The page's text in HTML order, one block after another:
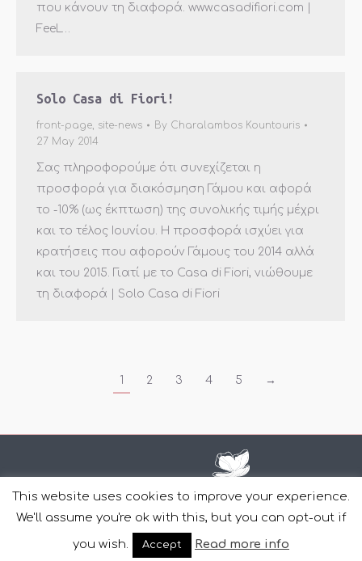
που κάνουν τη διαφορά. www.casadifiori.com |
FeeL…
Solo Casa di Fiori!
front-page, site-news By Charalambos Kountouris
27 May 2014
Σας πληροφορούμε ότι συνεχίζεται η
προσφoρά για διακόσμηση Γάμου και αφορά
το -10% (ως έκπτωση) της συνολικής τιμής μέχρι
και το τέλος Ιουνίου. Η προσφορά ισχύει για
κρατήσεις που αφορούν Γάμους του 2014 αλλά
και του 2015. Γιατί με το Casa di Fiori, νιώθουμε
τη διαφορά | Solo Casa di Fiori
1 2 3 4 5 →
Copyright Casa Di Fiori © 2011-2022 | Design and Development
by YourWebStep.
This website uses cookies to improve your experience.
We'll assume you're ok with this, but you can opt-out if
you wish.
Accept Read more info